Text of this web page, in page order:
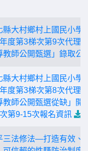
縣大村鄉村上國民小學
度第3梯次第9次代理
教師公開甄選」錄取公
縣大村鄉村上國民小學
度第3梯次第8次代理
教師公開甄選從缺」開
第9-15次報名資訊
三法修法—打造有效、